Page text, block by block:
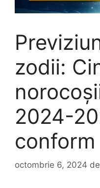
zodii:
2024-
octombrie 6, 2024 de